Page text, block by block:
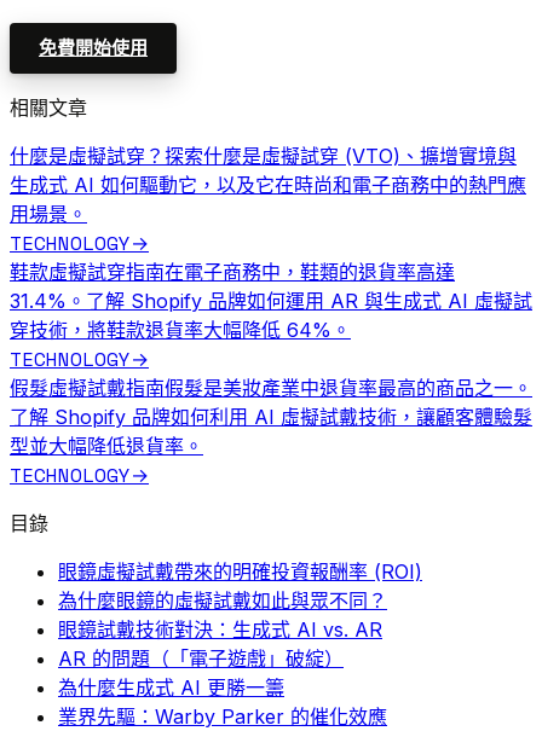
免費開始使用
相關文章
什麼是虛擬試穿？ 探索什麼是虛擬試穿 (VTO)、擴增實境與
生成式 AI 如何驅動它，以及它在時尚和電子商務中的熱門應
用場景。
TECHNOLOGY→
鞋款虛擬試穿指南在電子商務中，鞋類的退貨率高達
31.4%。了解 Shopify 品牌如何運用 AR 與生成式 AI 虛擬試
穿技術，將鞋款退貨率大幅降低 64%。
TECHNOLOGY→
假髮虛擬試戴指南假髮是美妝產業中退貨率最高的商品之一。
了解 Shopify 品牌如何利用 AI 虛擬試戴技術，讓顧客體驗髮
型並大幅降低退貨率。
TECHNOLOGY→
目錄
眼鏡虛擬試戴帶來的明確投資報酬率 (ROI)
為什麼眼鏡的虛擬試戴如此與眾不同？
眼鏡試戴技術對決：生成式 AI vs. AR
AR 的問題（「電子遊戲」破綻）
為什麼生成式 AI 更勝一籌
業界先驅：Warby Parker 的催化效應